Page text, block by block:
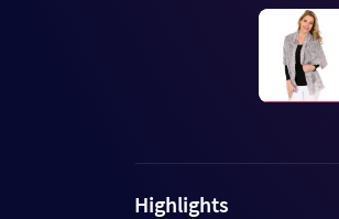
Highlights